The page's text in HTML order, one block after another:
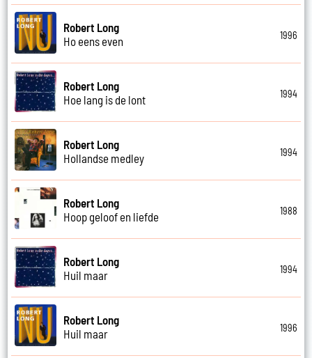
Robert Long
Ho eens even
1996
Robert Long
Hoe lang is de lont
1994
Robert Long
Hollandse medley
1994
Robert Long
Hoop geloof en liefde
1988
Robert Long
Huil maar
1994
Robert Long
Huil maar
1996